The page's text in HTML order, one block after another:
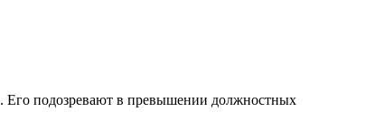
Его подозревают в превышении должностных